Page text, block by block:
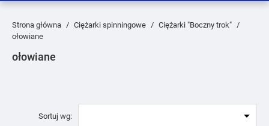
Strona główna Ciężarki spinningowe
Ciężarki "Boczny trok"
ołowiane
ołowiane
Sortuj wg: 